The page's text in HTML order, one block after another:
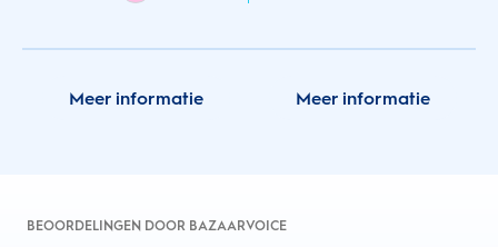
Meer informatie Meer informatie
BEOORDELINGEN DOOR BAZAARVOICE